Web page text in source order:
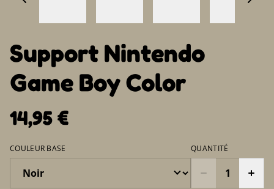
Support Nintendo
Game Boy Color
14,95 €
COULEUR BASE QUANTITÉ